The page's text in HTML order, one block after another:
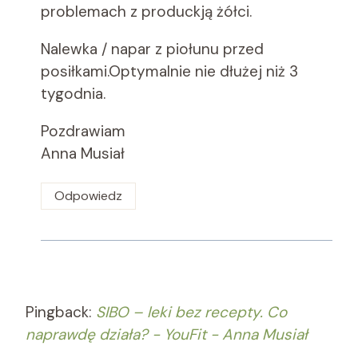
problemach z produckją żółci.
Nalewka / napar z piołunu przed
posiłkami.Optymalnie nie dłużej niż 3
tygodnia.
Pozdrawiam
Anna Musiał
Odpowiedz
Pingback: SIBO – leki bez recepty. Co
naprawdę działa? - YouFit - Anna Musiał